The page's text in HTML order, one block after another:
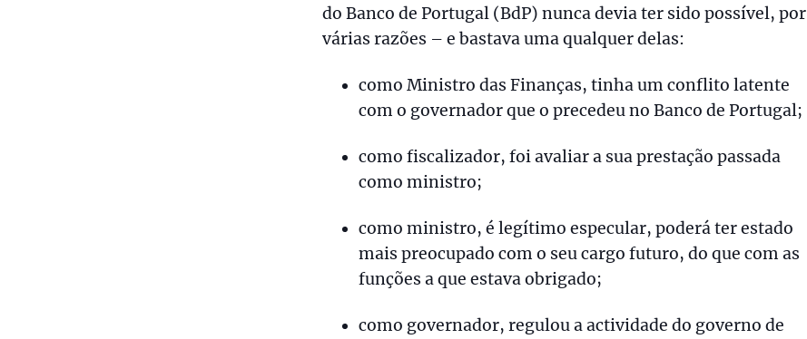
do Banco de Portugal (BdP) nunca devia ter sido possível, por
várias razões – e bastava uma qualquer delas:
como Ministro das Finanças, tinha um conflito latente
com o governador que o precedeu no Banco de Portugal;
como fiscalizador, foi avaliar a sua prestação passada
como ministro;
como ministro, é legítimo especular, poderá ter estado
mais preocupado com o seu cargo futuro, do que com as
funções a que estava obrigado;
como governador, regulou a actividade do governo de